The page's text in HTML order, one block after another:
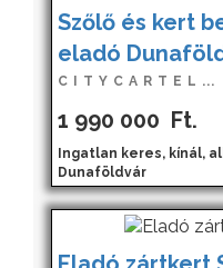
Szőlő és kert
eladó
C I T Y C A R T E L ...
1 990 000 Ft.
Ingatlan keres, kínál,
Dunaföldvár